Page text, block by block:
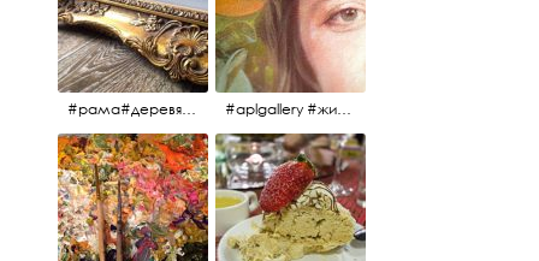
#рама#деревяннаярама#антиквариат#живопись#aplgallery #aplgallery #живопись #портрет